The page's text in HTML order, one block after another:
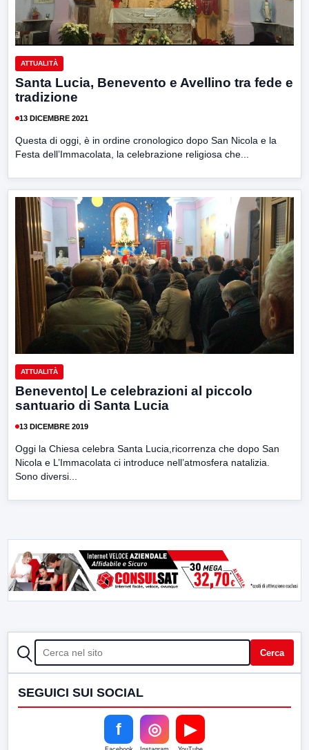
ATTUALITÀ
Santa Lucia, Benevento e Avellino tra fede e
tradizione
13 DICEMBRE 2021
Questa di oggi, è in ordine cronologico dopo San Nicola e la
Festa dell’Immacolata, la celebrazione religiosa che...
ATTUALITÀ
Benevento| Le celebrazioni al piccolo
santuario di Santa Lucia
13 DICEMBRE 2019
Oggi la Chiesa celebra Santa Lucia,ricorrenza che dopo San
Nicola e L’Immacolata ci introduce nell’atmosfera natalizia.
Sono diversi...
CERCA Cerca
SEGUICI SUI SOCIAL
f ◎ ▶